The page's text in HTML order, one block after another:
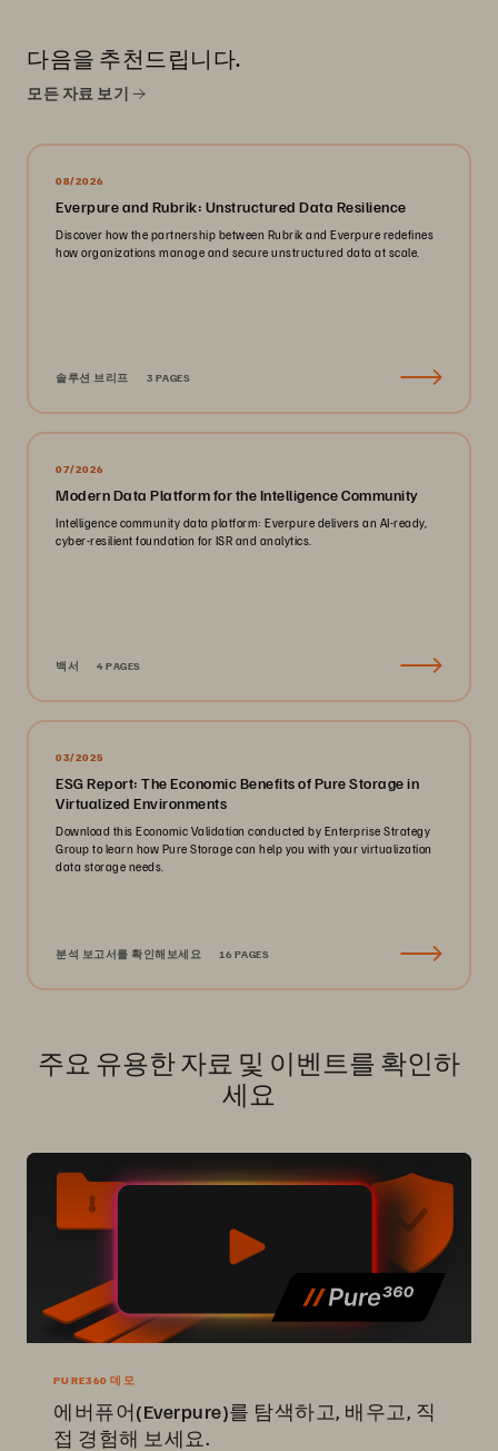
다음을 추천드립니다.
모든 자료 보기
08/2026
Everpure and Rubrik: Unstructured Data Resilience
Discover how the partnership between Rubrik and Everpure redefines
how organizations manage and secure unstructured data at scale.
솔루션 브리프 3 PAGES
07/2026
Modern Data Platform for the Intelligence Community
Intelligence community data platform: Everpure delivers an AI-ready,
cyber-resilient foundation for ISR and analytics.
백서 4 PAGES
03/2025
ESG Report: The Economic Benefits of Pure Storage in
Virtualized Environments
Download this Economic Validation conducted by Enterprise Strategy
Group to learn how Pure Storage can help you with your virtualization
data storage needs.
분석 보고서를 확인해보세요 16 PAGES
주요 유용한 자료 및 이벤트를 확인하
세요
PURE360 데모
에버퓨어(Everpure)를 탐색하고, 배우고, 직
접 경험해 보세요.